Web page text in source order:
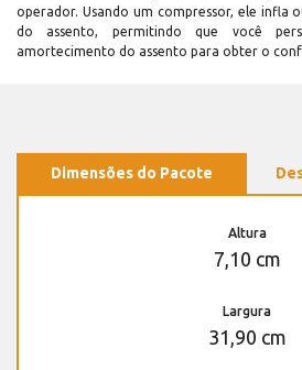
operador. Usando um compressor, ele infla
do assento, permitindo que você
amortecimento do assento para obter o
Dimensões do Pacote
Altura
7,10 cm
Largura
31,90 cm